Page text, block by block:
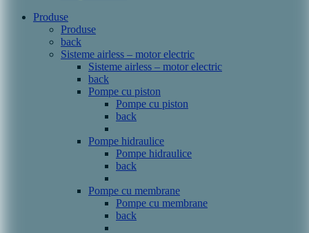
Produse
Produse
back
Sisteme airless – motor electric
Sisteme airless – motor electric
back
Pompe cu piston
Pompe cu piston
back
Pompe hidraulice
Pompe hidraulice
back
Pompe cu membrane
Pompe cu membrane
back